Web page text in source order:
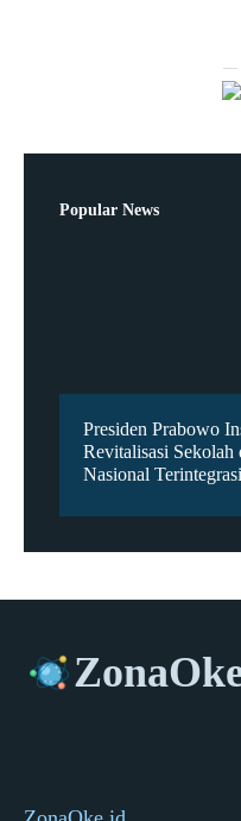
―
Popular News
Presiden Prabowo
Revitalisasi Sekolah
Nasional Terintegrasi